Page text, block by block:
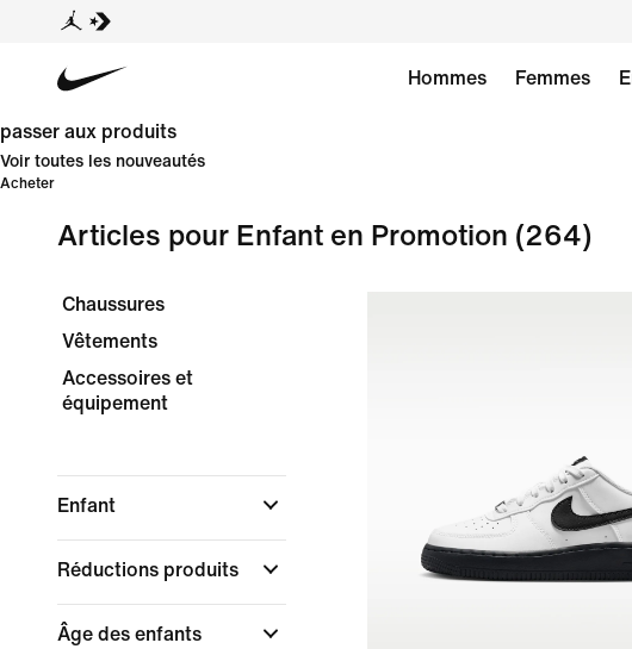
Hommes Femmes
passer aux produits
Voir toutes les nouveautés
Acheter
Articles pour Enfant en Promotion (264)
Chaussures
Vêtements
Accessoires et
équipement
Enfant
Réductions produits
Âge des enfants